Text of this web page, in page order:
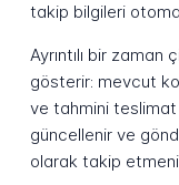
takip bilgileri
Ayrıntılı bir zaman
gösterir: mevcut
ve tahmini teslimat
güncellenir ve
olarak takip